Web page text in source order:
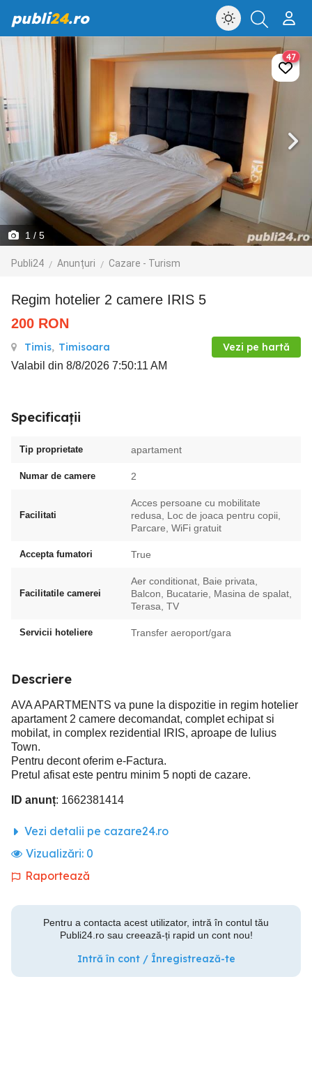
publi24.ro
1 / 5
Publi24 Anunțuri Cazare - Turism
47
Regim hotelier 2 camere IRIS 5
200 RON
Timis, Timisoara Vezi pe hartă
Valabil din 8/8/2026 7:50:11 AM
Specificații
Tip proprietate apartament
Numar de camere 2
Facilitati
Acces persoane cu mobilitate
redusa, Loc de joaca pentru copii,
Parcare, WiFi gratuit
Accepta fumatori True
Facilitatile camerei
Aer conditionat, Baie privata,
Balcon, Bucatarie, Masina de spalat,
Terasa, TV
Servicii hoteliere Transfer aeroport/gara
Descriere
AVA APARTMENTS va pune la dispozitie in regim hotelier
apartament 2 camere decomandat, complet echipat si
mobilat, in complex rezidential IRIS, aproape de Iulius
Town.
Pentru decont oferim e-Factura.
Pretul afisat este pentru minim 5 nopti de cazare.
ID anunț: 1662381414
Vezi detalii pe cazare24.ro
Vizualizări: 0
Raportează
Pentru a contacta acest utilizator, intră în contul tău
Publi24.ro sau creează-ți rapid un cont nou!
Intră în cont / Înregistrează-te